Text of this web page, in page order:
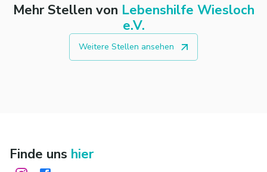
Mehr Stellen von Lebenshilfe Wiesloch
e.V.
Weitere Stellen ansehen
Finde uns hier